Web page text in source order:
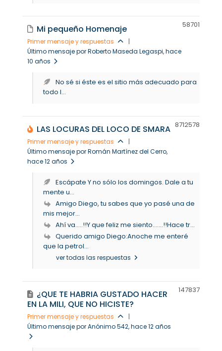
Mi pequeño Homenaje
Primer mensaje y respuestas
|
Último mensaje por Roberto Maseda Legaspi, hace
10 años
58701
No sé si éste es el sitio más adecuado para
todo l...
LAS LOCURAS DEL LOCO DE SMARA
Primer mensaje y respuestas
|
Último mensaje por Román Martínez del Cerro,
hace 12 años
8712578
Escápate Y no sólo los domingos. Dale a tu
mente u...
Amigo Diego, tu sabes que yo pasé una de
mis mejor...
Ahí va.....!!Y que feliz me siento.......!!Hace tr...
Querido amigo Diego:Anoche me enteré
que la petrol...
ver todas las respuestas
¿QUE TE HABRIA GUSTADO HACER
EN LA MILI, QUE NO HICISTE?
Primer mensaje y respuestas
|
Último mensaje por Anónimo 542, hace 12 años
147837